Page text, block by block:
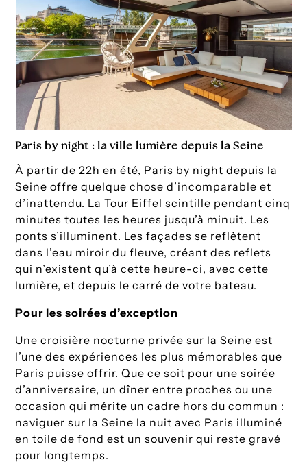
Paris by night : la ville lumière depuis la Seine
À partir de 22h en été, Paris by night depuis la
Seine offre quelque chose d’incomparable et
d’inattendu. La Tour Eiffel scintille pendant cinq
minutes toutes les heures jusqu’à minuit. Les
ponts s’illuminent. Les façades se reflètent
dans l’eau miroir du fleuve, créant des reflets
qui n’existent qu’à cette heure-ci, avec cette
lumière, et depuis le carré de votre bateau.
Pour les soirées d’exception
Une croisière nocturne privée sur la Seine est
l’une des expériences les plus mémorables que
Paris puisse offrir. Que ce soit pour une soirée
d’anniversaire, un dîner entre proches ou une
occasion qui mérite un cadre hors du commun :
naviguer sur la Seine la nuit avec Paris illuminé
en toile de fond est un souvenir qui reste gravé
pour longtemps.